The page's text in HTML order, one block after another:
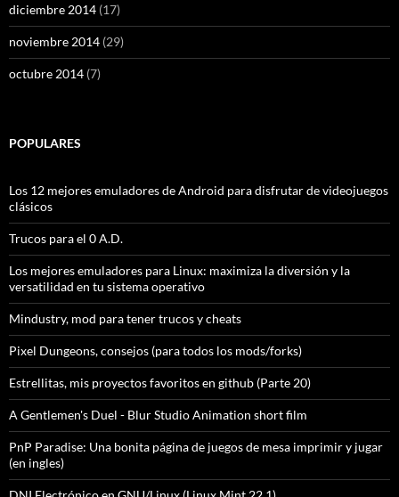
diciembre 2014 (17)
noviembre 2014 (29)
octubre 2014 (7)
POPULARES
Los 12 mejores emuladores de Android para disfrutar de videojuegos
clásicos
Trucos para el 0 A.D.
Los mejores emuladores para Linux: maximiza la diversión y la
versatilidad en tu sistema operativo
Mindustry, mod para tener trucos y cheats
Pixel Dungeons, consejos (para todos los mods/forks)
Estrellitas, mis proyectos favoritos en github (Parte 20)
A Gentlemen's Duel - Blur Studio Animation short film
PnP Paradise: Una bonita página de juegos de mesa imprimir y jugar
(en ingles)